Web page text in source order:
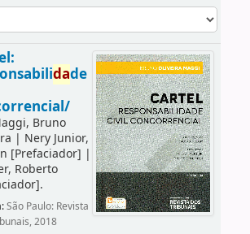
dade
Bruno
| Nery Junior,
[Prefaciador] |
Roberto
.
São Paulo: Revista
2018